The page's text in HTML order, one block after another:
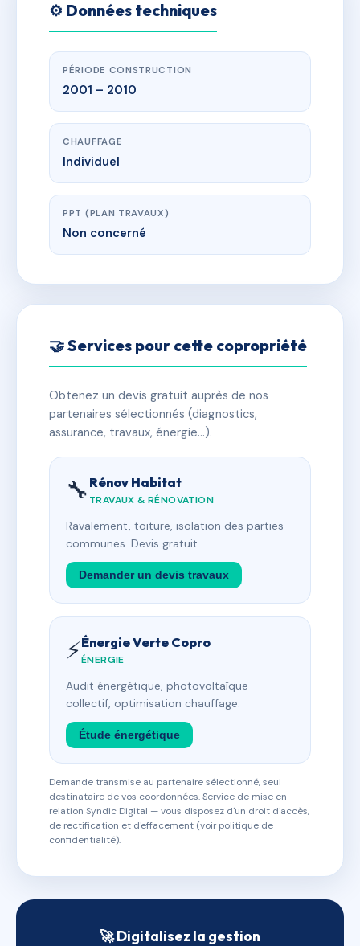
⚙️ Données techniques
PÉRIODE CONSTRUCTION
2001 – 2010
CHAUFFAGE
Individuel
PPT (PLAN TRAVAUX)
Non concerné
🤝 Services pour cette copropriété
Obtenez un devis gratuit auprès de nos
partenaires sélectionnés (diagnostics,
assurance, travaux, énergie…).
🔧 Rénov Habitat
TRAVAUX & RÉNOVATION
Ravalement, toiture, isolation des parties
communes. Devis gratuit.
Demander un devis travaux
⚡Énergie Verte Copro
ÉNERGIE
Audit énergétique, photovoltaïque
collectif, optimisation chauffage.
Étude énergétique
Demande transmise au partenaire sélectionné, seul
destinataire de vos coordonnées. Service de mise en
relation Syndic Digital — vous disposez d'un droit d'accès,
de rectification et d'effacement (voir politique de
confidentialité).
🚀 Digitalisez la gestion